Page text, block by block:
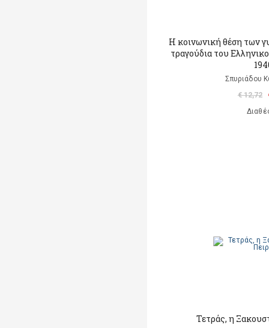
Η κοινωνική θέση των
τραγούδια του
Σπυριάδου
€ 12,72
Τετράς, η